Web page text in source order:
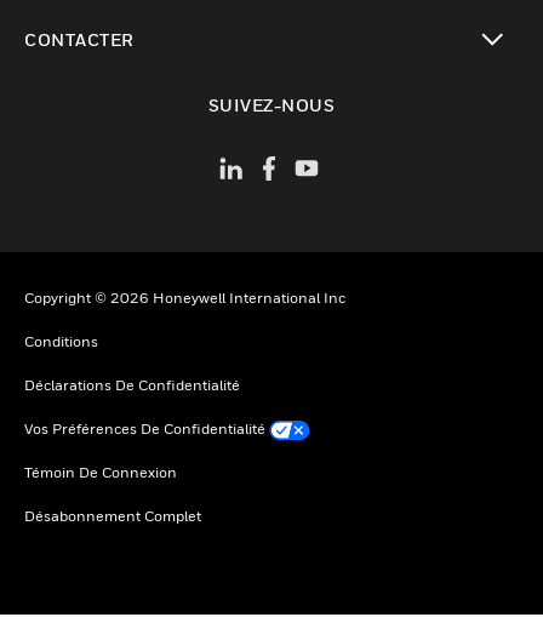
CONTACTER
SUIVEZ-NOUS
Copyright © 2026 Honeywell International Inc
Conditions
Déclarations De Confidentialité
Vos Préférences De Confidentialité
Témoin De Connexion
Désabonnement Complet